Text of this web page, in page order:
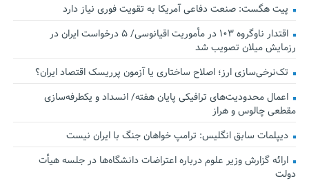
پیت هگست: صنعت دفاعی آمریکا به تقویت فوری نیاز دارد
اقتدار ناوگروه ۱۰۳ در مأموریت‌ اقیانوسی/ ۵ درخواست ایران در
رزمایش میلان تصویب شد
تک‌نرخی‌سازی ارز؛ اصلاح ساختاری یا آزمون پرریسک اقتصاد ایران؟
اعمال محدودیت‌های ترافیکی پایان هفته/ انسداد و یکطرفه‌سازی
مقطعی چالوس و هراز
دیپلمات سابق انگلیس:‌ ترامپ خواهان جنگ با ایران نیست
ارائه گزارش وزیر علوم درباره اعتراضات دانشگاه‌ها در جلسه هیأت
دولت